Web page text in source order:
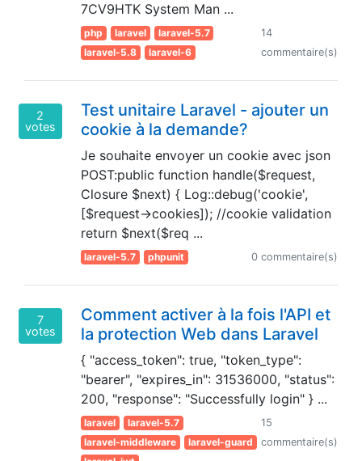
7CV9HTK System Man ...
php laravel
laravel-5.7
laravel-5.8
laravel-6
14
commentaire(s)
2
votes
Test unitaire Laravel - ajouter un
cookie à la demande?
Je souhaite envoyer un cookie avec json
POST:public function handle($request,
Closure $next) { Log::debug('cookie',
[$request->cookies]); //cookie validation
return $next($req ...
laravel-5.7 phpunit 0 commentaire(s)
7
votes
Comment activer à la fois l'API et
la protection Web dans Laravel
{ "access_token": true, "token_type":
"bearer", "expires_in": 31536000, "status":
200, "response": "Successfully login" } ...
laravel
laravel-5.7
laravel-middleware
laravel-guard
15
commentaire(s)